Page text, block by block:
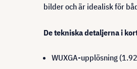
bilder och är idealisk för
De tekniska detaljerna i
WUXGA-upplösning